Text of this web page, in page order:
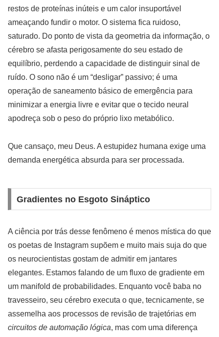
restos de proteínas inúteis e um calor insuportável
ameaçando fundir o motor. O sistema fica ruidoso,
saturado. Do ponto de vista da geometria da informação, o
cérebro se afasta perigosamente do seu estado de
equilíbrio, perdendo a capacidade de distinguir sinal de
ruído. O sono não é um “desligar” passivo; é uma
operação de saneamento básico de emergência para
minimizar a energia livre e evitar que o tecido neural
apodreça sob o peso do próprio lixo metabólico.
Que cansaço, meu Deus. A estupidez humana exige uma
demanda energética absurda para ser processada.
Gradientes no Esgoto Sináptico
A ciência por trás desse fenômeno é menos mística do que
os poetas de Instagram supõem e muito mais suja do que
os neurocientistas gostam de admitir em jantares
elegantes. Estamos falando de um fluxo de gradiente em
um manifold de probabilidades. Enquanto você baba no
travesseiro, seu cérebro executa o que, tecnicamente, se
assemelha aos processos de revisão de trajetórias em
circuitos de automação lógica, mas com uma diferença